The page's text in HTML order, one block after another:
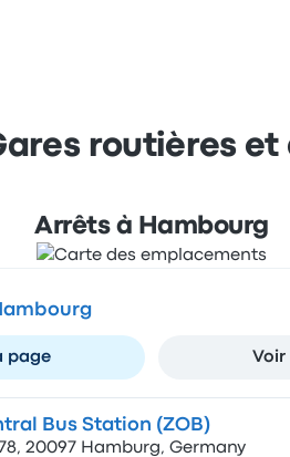
routières
Arrêts à Hambourg
page Voir
Bus Station (ZOB)
20097 Hamburg, Germany